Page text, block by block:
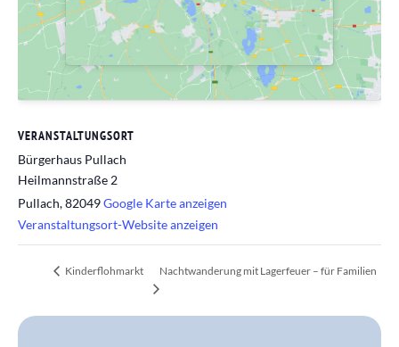
VERANSTALTUNGSORT
Bürgerhaus Pullach
Heilmannstraße 2
Pullach,82049Google Karte anzeigen
Veranstaltungsort-Website anzeigen
Kinderflohmarkt Nachtwanderung mit Lagerfeuer – für Familien